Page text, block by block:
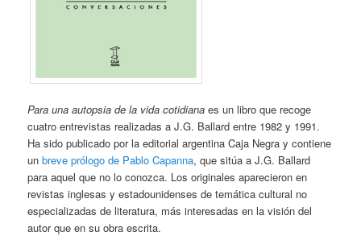
Para una autopsia de la vida cotidiana es un libro que recoge
cuatro entrevistas realizadas a J.G. Ballard entre 1982 y 1991.
Ha sido publicado por la editorial argentina Caja Negra y contiene
unbreve prólogo de Pablo Capanna, que sitúa a J.G. Ballard
para aquel que no lo conozca. Los originales aparecieron en
revistas inglesas y estadounidenses de temática cultural no
especializadas de literatura, más interesadas en la visión del
autor que en su obra escrita.